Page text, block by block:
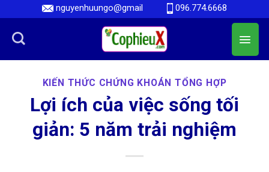
nguyenhuungo@gmail 096.774.6668
KIẾN THỨC CHỨNG KHOÁN TỔNG HỢP
Lợi ích của việc sống tối
giản: 5 năm trải nghiệm